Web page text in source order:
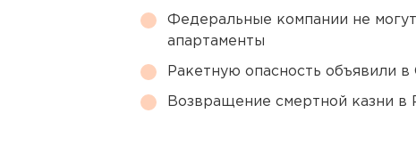
Федеральные компании не
апартаменты
Ракетную опасность объявили
Возвращение смертной казни